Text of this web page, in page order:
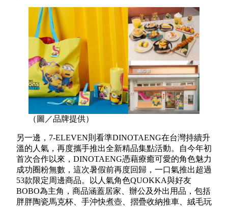
（圖／品牌提供）
另一邊，7-ELEVEN則看準DINOTAENG在台灣持續升
溫的人氣，再度攜手推出全新精品集點活動。自今年初
首次合作以來，DINOTAENG憑藉療癒可愛的角色魅力
成功圈粉無數，這次暑假前再度回歸，一口氣推出超過
53款限定周邊商品。以人氣角色QUOKKA與好友
BOBO為主角，商品涵蓋居家、辦公及外出用品，包括
胖胖陶瓷馬克杯、手沖快煮壺、摺疊收納推車、絨毛玩